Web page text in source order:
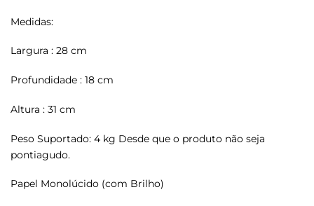
Medidas:
Largura : 28 cm
Profundidade : 18 cm
Altura : 31 cm
Peso Suportado: 4 kg Desde que o produto não seja
pontiagudo.
Papel Monolúcido (com Brilho)